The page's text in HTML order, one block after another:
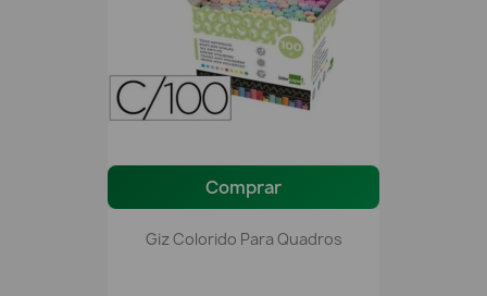
Comprar
Giz Colorido Para Quadros